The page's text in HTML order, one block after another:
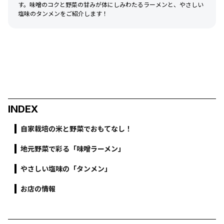
す。味噌のコクと野菜の甘みが体にしみわたるラーメンと、やさしい
塩味のタンメンをご紹介します！
INDEX
自家栽培の米と野菜でおもてなし！
地元野菜で彩る「味噌ラーメン」
やさしい塩味の「タンメン」
お店の情報